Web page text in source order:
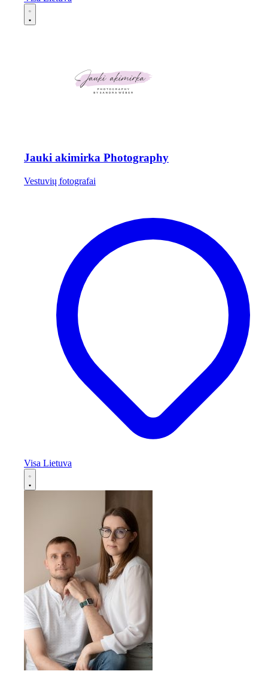
Jauki akimirka Photography
Vestuvių fotografai
Visa Lietuva